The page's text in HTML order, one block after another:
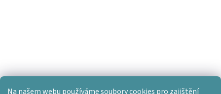
Na našem webu používáme soubory cookies pro zajištění